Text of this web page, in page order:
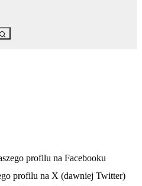
nowej karcieprofilu na Facebooku
profilu na X (dawniej Twitter)